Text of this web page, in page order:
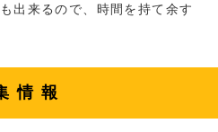
出来るので、時間を持て余す
情報